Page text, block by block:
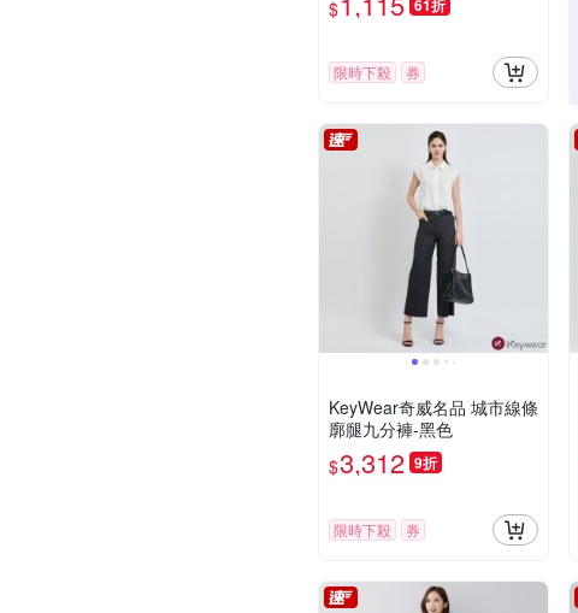
$
61折
限時下殺 券
KeyWear奇威名品 城市線條
廓腿九分褲-黑色
$3,312 9折
限時下殺 券